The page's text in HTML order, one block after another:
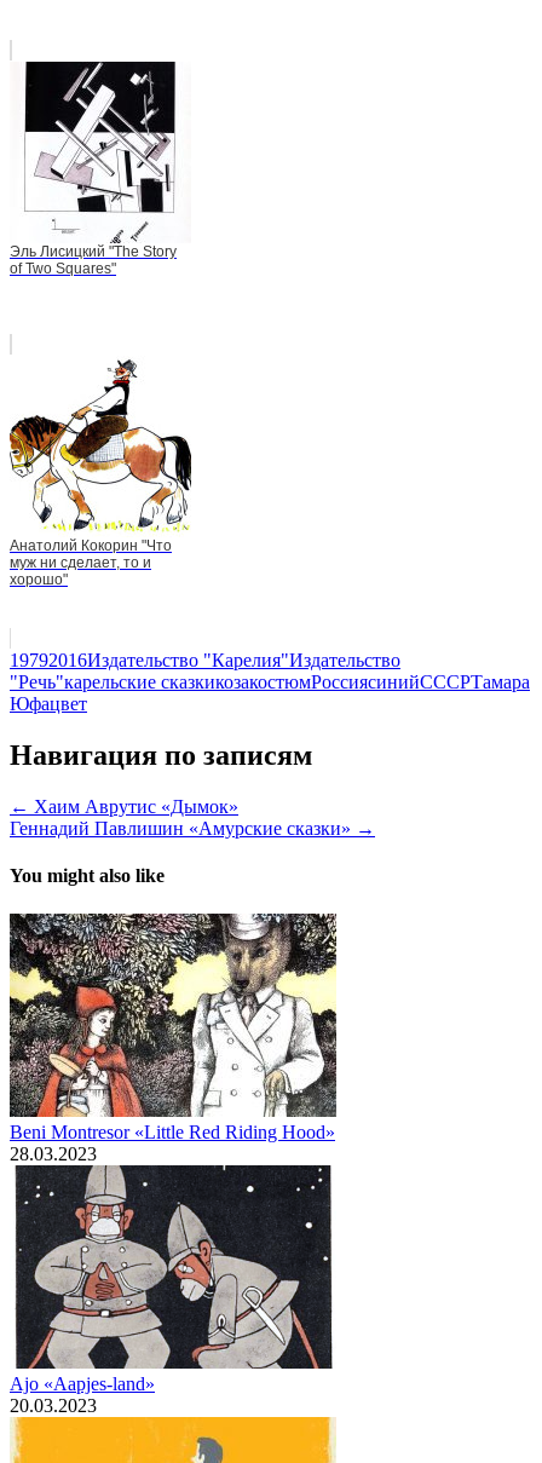
Эль Лисицкий "The Story
of Two Squares"
Анатолий Кокорин "Что
муж ни сделает, то и
хорошо"
19792016Издательство "Карелия"Издательство
"Речь"карельские сказкикозакостюмРоссиясинийСССРТамара
Юфацвет
Навигация по записям
← Хаим Аврутис «Дымок»
Геннадий Павлишин «Амурские сказки» →
You might also like
Beni Montresor «Little Red Riding Hood»
28.03.2023
Ajo «Aapjes-land»
20.03.2023